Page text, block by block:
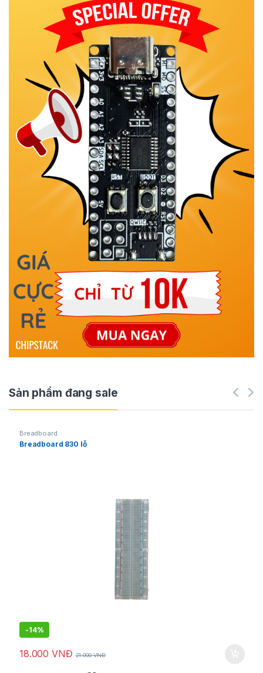
Sản phẩm đang sale
Breadboard
Breadboard 830 lỗ
-14%
18.000VNĐ 21.000VNĐ